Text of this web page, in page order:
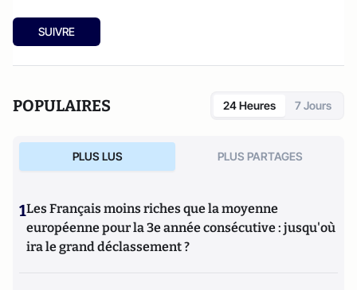
SUIVRE
POPULAIRES 24 Heures 7 Jours
PLUS LUS PLUS PARTAGES
1Les Français moins riches que la moyenne
européenne pour la 3e année consécutive : jusqu'où
ira le grand déclassement ?